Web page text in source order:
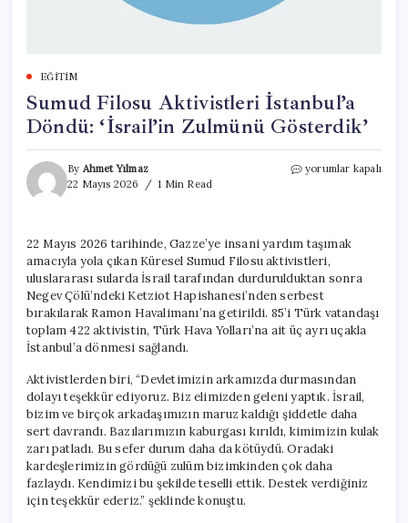
EĞITIM
Sumud Filosu Aktivistleri İstanbul’a
Döndü: ‘İsrail’in Zulmünü Gösterdik’
By Ahmet Yılmaz
22 Mayıs 2026
1 Min Read
Sumud
‘İsrail’in
Zulmünü
Gösterdik’
için
yorumlar kapalı
22 Mayıs 2026 tarihinde, Gazze’ye insani yardım taşımak
amacıyla yola çıkan Küresel Sumud Filosu aktivistleri,
uluslararası sularda İsrail tarafından durdurulduktan sonra
Negev Çölü’ndeki Ketziot Hapishanesi’nden serbest
bırakılarak Ramon Havalimanı’na getirildi. 85’i Türk vatandaşı
toplam 422 aktivistin, Türk Hava Yolları’na ait üç ayrı uçakla
İstanbul’a dönmesi sağlandı.
Aktivistlerden biri, “Devletimizin arkamızda durmasından
dolayı teşekkür ediyoruz. Biz elimizden geleni yaptık. İsrail,
bizim ve birçok arkadaşımızın maruz kaldığı şiddetle daha
sert davrandı. Bazılarımızın kaburgası kırıldı, kimimizin kulak
zarı patladı. Bu sefer durum daha da kötüydü. Oradaki
kardeşlerimizin gördüğü zulüm bizimkinden çok daha
fazlaydı. Kendimizi bu şekilde teselli ettik. Destek verdiğiniz
için teşekkür ederiz.” şeklinde konuştu.